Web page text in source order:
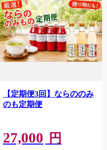
【定期便3回】ならののみ
のも定期便
27,000 円